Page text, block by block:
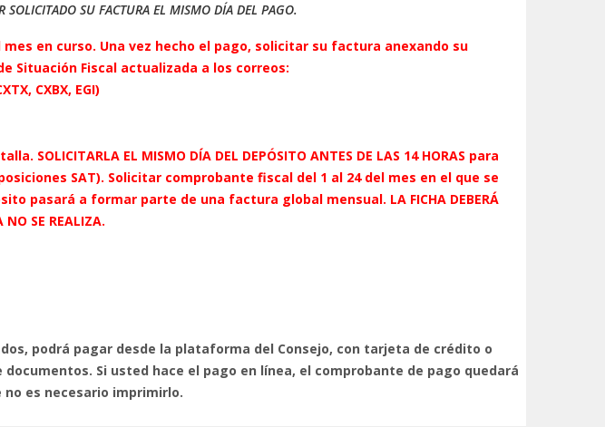
SU FACTURA EL MISMO DÍA DEL PAGO.
mes en curso. Una vez hecho el pago, solicitar su factura anexando su
Situación Fiscal actualizada a los correos:
CXBX, EGI)
SOLICITARLA EL MISMO DÍA DEL DEPÓSITO ANTES DE LAS 14 HORAS para
SAT). Solicitar comprobante fiscal del 1 al 24 del mes en el que se
pasará a formar parte de una factura global mensual. LA FICHA DEBERÁ
NO SE REALIZA.
podrá pagar desde la plataforma del Consejo, con tarjeta de crédito o
Si usted hace el pago en línea, el comprobante de pago quedará
es necesario imprimirlo.